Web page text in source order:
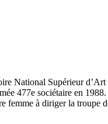
National Supérieur
477e sociétaire en
à diriger la troupe